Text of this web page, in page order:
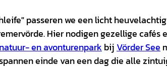
passeren we een licht
Hier nodigen gezellige cafés
natuur- en avonturenpark bij Vörder See
einde van een dag die alle